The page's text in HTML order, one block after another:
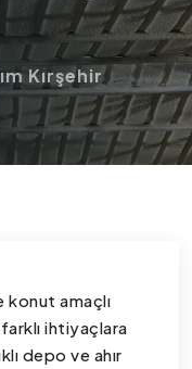
Kırşehir
konut amaçlı
farklı ihtiyaçlara
depo ve ahır